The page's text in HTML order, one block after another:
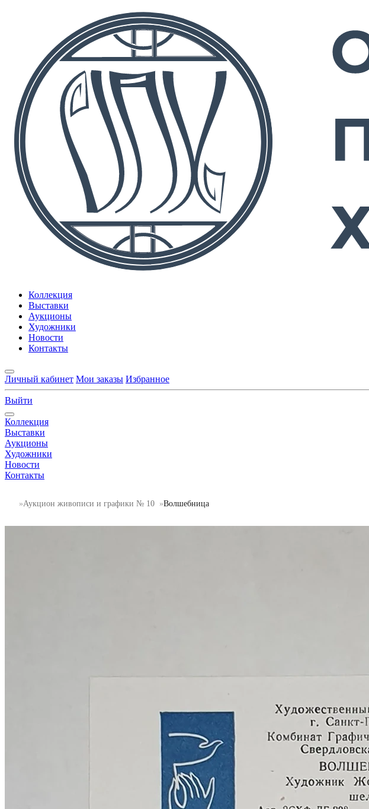
Коллекция
Выставки
Аукционы
Художники
Новости
Контакты
Личный кабинет Мои заказы Избранное
Выйти
Коллекция
Выставки
Аукционы
Художники
Новости
Контакты
Аукцион живописи и графики № 10 Волшебница